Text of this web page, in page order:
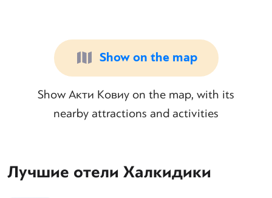
Show on the map
Show Акти Ковиу on the map, with its
nearby attractions and activities
Лучшие отели Халкидики